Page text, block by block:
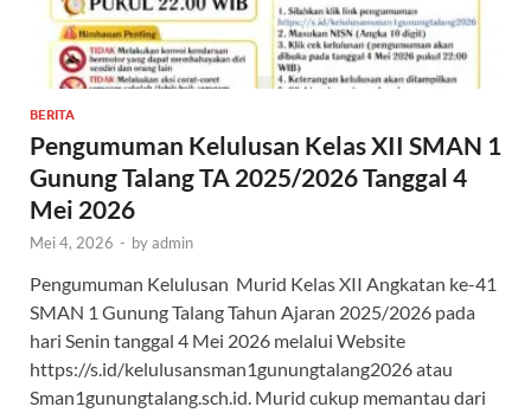
BERITA
Pengumuman Kelulusan Kelas XII SMAN 1
Gunung Talang TA 2025/2026 Tanggal 4
Mei 2026
Mei 4, 2026 - byadmin
Pengumuman Kelulusan Murid Kelas XII Angkatan ke-41
SMAN 1 Gunung Talang Tahun Ajaran 2025/2026 pada
hari Senin tanggal 4 Mei 2026 melalui Website
https://s.id/kelulusansman1gunungtalang2026 atau
Sman1gunungtalang.sch.id. Murid cukup memantau dari